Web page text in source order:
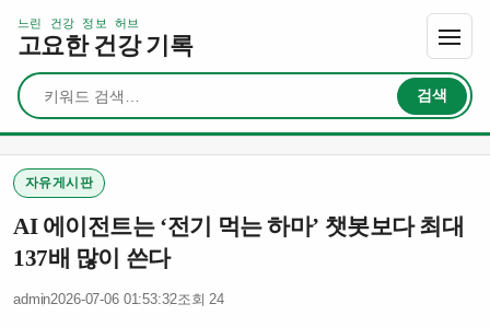
느린 건강 정보 허브
고요한 건강 기록
검색
검색
자유게시판
AI 에이전트는 ‘전기 먹는 하마’ 챗봇보다 최대
137배 많이 쓴다
admin2026-07-06 01:53:32조회 24